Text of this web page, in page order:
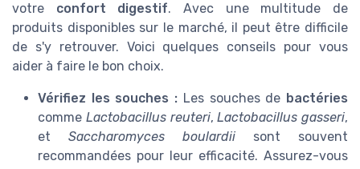
votre confort digestif. Avec une multitude de
produits disponibles sur le marché, il peut être difficile
de s'y retrouver. Voici quelques conseils pour vous
aider à faire le bon choix.
Vérifiez les souches : Les souches de bactéries
comme Lactobacillus reuteri,Lactobacillus gasseri,
et Saccharomyces boulardii sont souvent
recommandées pour leur efficacité. Assurez-vous